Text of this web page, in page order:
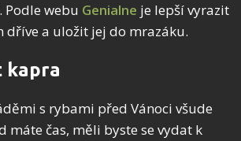
webu Genialne je lepší vyrazit
dříve a uložit jej do mrazáku.
kapra
s rybami před Vánoci všude
máte čas, měli byste se vydat k